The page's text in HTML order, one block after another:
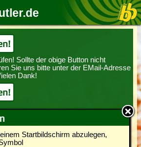
Startbildschirm abzulegen,